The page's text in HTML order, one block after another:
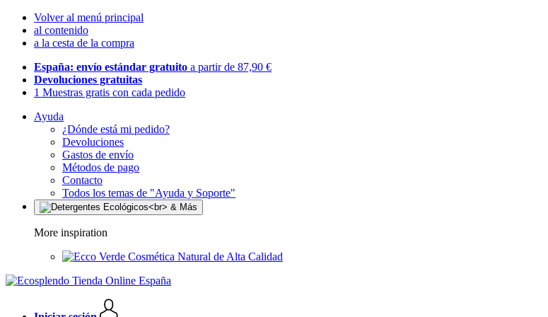
Volver al menú principal
al contenido
a la cesta de la compra
España: envío estándar gratuito a partir de 87,90 €
Devoluciones gratuitas
1 Muestras gratis con cada pedido
Ayuda
¿Dónde está mi pedido?
Devoluciones
Gastos de envío
Métodos de pago
Contacto
Todos los temas de "Ayuda y Soporte"
More inspiration
Cosmética Natural de Alta Calidad